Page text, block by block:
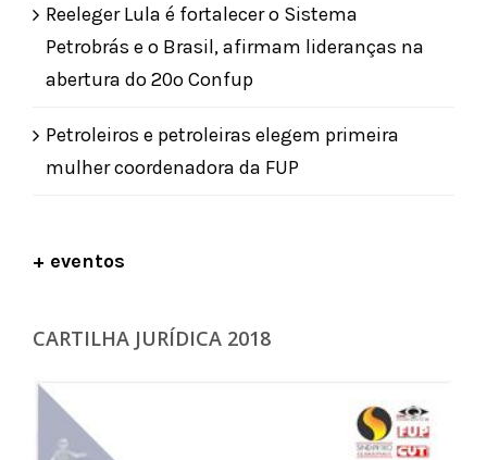
Reeleger Lula é fortalecer o Sistema
Petrobrás e o Brasil, afirmam lideranças na
abertura do 20º Confup
Petroleiros e petroleiras elegem primeira
mulher coordenadora da FUP
+ eventos
CARTILHA JURÍDICA 2018